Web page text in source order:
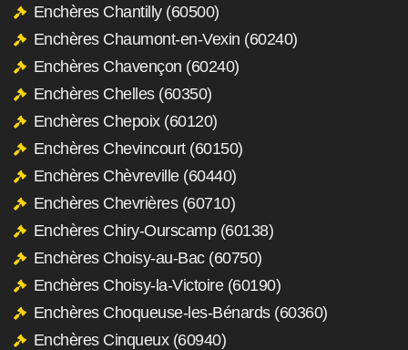
Enchères Chantilly (60500)
Enchères Chaumont-en-Vexin (60240)
Enchères Chavençon (60240)
Enchères Chelles (60350)
Enchères Chepoix (60120)
Enchères Chevincourt (60150)
Enchères Chèvreville (60440)
Enchères Chevrières (60710)
Enchères Chiry-Ourscamp (60138)
Enchères Choisy-au-Bac (60750)
Enchères Choisy-la-Victoire (60190)
Enchères Choqueuse-les-Bénards (60360)
Enchères Cinqueux (60940)